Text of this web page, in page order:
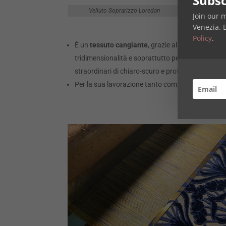
Velluto Soprarizzo Loredan
È untessuto cangiante, grazie alla presenza
tridimensionalità e soprattutto permette alla
straordinari di chiaro-scuro e profondità.
Per la sua lavorazione tanto complessa, servono
Join our
Venezia.
Policy.